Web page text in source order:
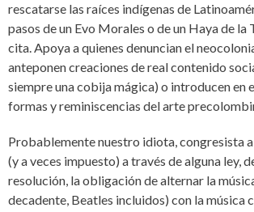
rescatarse las raíces indígenas de
pasos de un Evo Morales o de un Haya de la
cita. Apoya a quienes denuncian el
anteponen creaciones de real contenido
siempre una cobija mágica) o introducen en
formas y reminiscencias del arte
Probablemente nuestro idiota, congresista
(y a veces impuesto) a través de alguna ley,
resolución, la obligación de alternar la
decadente, Beatles incluidos) con la música